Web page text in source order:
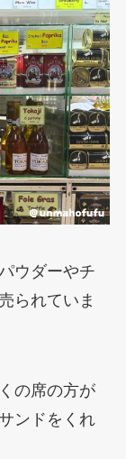
ウダーやチ
られていま
の席の方が
ンドをくれ